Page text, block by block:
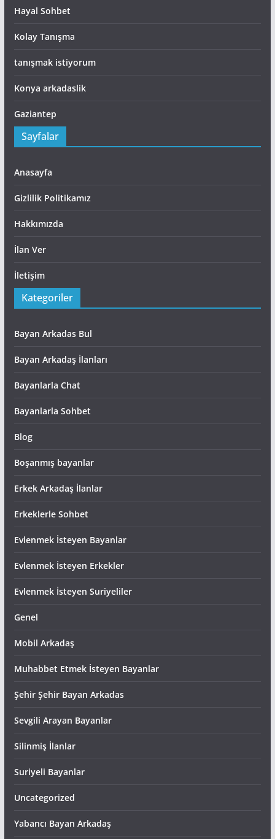
Hayal Sohbet
Kolay Tanışma
tanışmak istiyorum
Konya arkadaslik
Gaziantep
Sayfalar
Anasayfa
Gizlilik Politikamız
Hakkımızda
İlan Ver
İletişim
Kategoriler
Bayan Arkadas Bul
Bayan Arkadaş İlanları
Bayanlarla Chat
Bayanlarla Sohbet
Blog
Boşanmış bayanlar
Erkek Arkadaş İlanlar
Erkeklerle Sohbet
Evlenmek İsteyen Bayanlar
Evlenmek İsteyen Erkekler
Evlenmek İsteyen Suriyeliler
Genel
Mobil Arkadaş
Muhabbet Etmek İsteyen Bayanlar
Şehir Şehir Bayan Arkadas
Sevgili Arayan Bayanlar
Silinmiş İlanlar
Suriyeli Bayanlar
Uncategorized
Yabancı Bayan Arkadaş